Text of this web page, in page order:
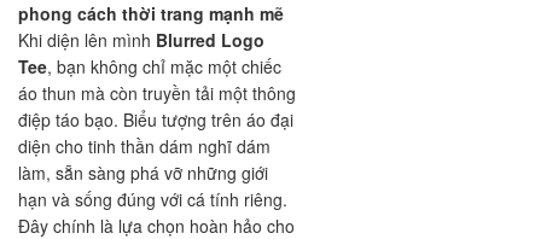
phong cách thời trang mạnh mẽ
Khi diện lên mình Blurred Logo
Tee, bạn không chỉ mặc một chiếc
áo thun mà còn truyền tải một thông
điệp táo bạo. Biểu tượng trên áo đại
diện cho tinh thần dám nghĩ dám
làm, sẵn sàng phá vỡ những giới
hạn và sống đúng với cá tính riêng.
Đây chính là lựa chọn hoàn hảo cho